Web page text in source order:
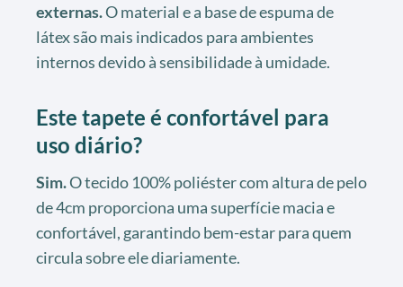
externas.O material e a base de espuma de
látex são mais indicados para ambientes
internos devido à sensibilidade à umidade.
Este tapete é confortável para
uso diário?
Sim.O tecido 100% poliéster com altura de pelo
de 4cm proporciona uma superfície macia e
confortável, garantindo bem-estar para quem
circula sobre ele diariamente.